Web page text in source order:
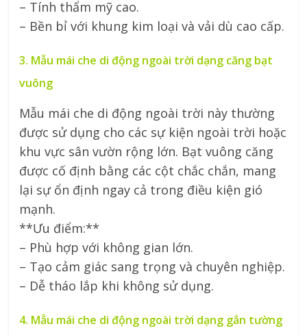
– Tính thẩm mỹ cao.
– Bền bỉ với khung kim loại và vải dù cao cấp.
3. Mẫu mái che di động ngoài trời dạng căng bạt
vuông
Mẫu mái che di động ngoài trời này thường
được sử dụng cho các sự kiện ngoài trời hoặc
khu vực sân vườn rộng lớn. Bạt vuông căng
được cố định bằng các cột chắc chắn, mang
lại sự ổn định ngay cả trong điều kiện gió
mạnh.
**Ưu điểm:**
– Phù hợp với không gian lớn.
– Tạo cảm giác sang trọng và chuyên nghiệp.
– Dễ tháo lắp khi không sử dụng.
4. Mẫu mái che di động ngoài trời dạng gắn tường